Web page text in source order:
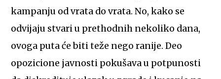
kampanju od vrata do vrata. No, kako se
odvijaju stvari u prethodnih nekoliko dana,
ovoga puta će biti teže nego ranije. Deo
opozicione javnosti pokušava u potpunosti